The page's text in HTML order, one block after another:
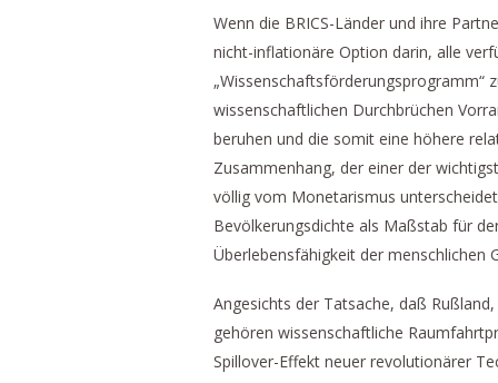
Wenn die BRICS-Länder und ihre
nicht-inflationäre Option darin, alle
„Wissenschaftsförderungsprogramm“
wissenschaftlichen Durchbrüchen
beruhen und die somit eine höhere
Zusammenhang, der einer der
völlig vom Monetarismus
Bevölkerungsdichte als Maßstab für
Überlebensfähigkeit der menschlichen
Angesichts der Tatsache, daß
gehören wissenschaftliche
Spillover-Effekt neuer revolutionärer